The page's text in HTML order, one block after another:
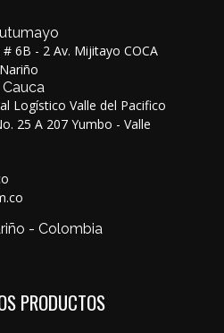
# 6B - 2 Av. Mijitayo COCA
Logístico Valle del Pacifico
25 A 207 Yumbo - Valle
- Colombia
PRODUCTOS